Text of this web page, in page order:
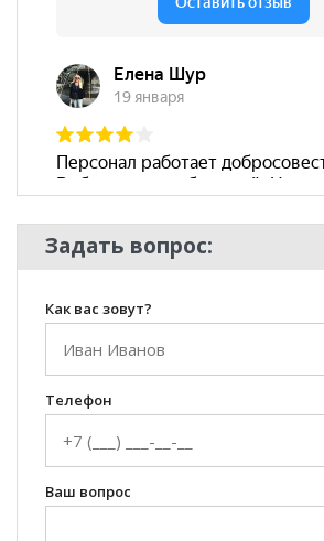
Задать вопрос:
Как вас зовут?
Телефон
Ваш вопрос